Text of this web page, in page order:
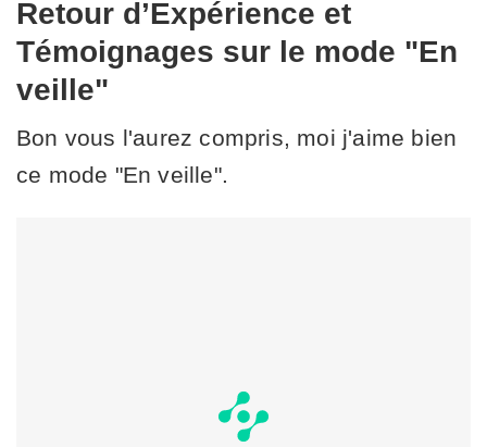
Retour d’Expérience et
Témoignages sur le mode "En
veille"
Bon vous l'aurez compris, moi j'aime bien
ce mode "En veille".